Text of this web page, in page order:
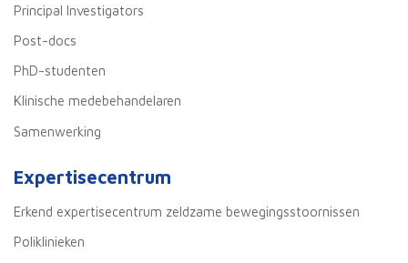
Principal Investigators
Post-docs
PhD-studenten
Klinische medebehandelaren
Samenwerking
Expertisecentrum
Erkend expertisecentrum zeldzame bewegingsstoornissen
Poliklinieken